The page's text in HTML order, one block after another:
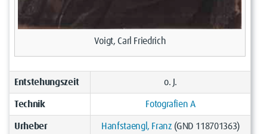
Voigt, Carl Friedrich
Entstehungszeit o. J.
Technik Fotografien A
Urheber Hanfstaengl, Franz (GND 118701363)